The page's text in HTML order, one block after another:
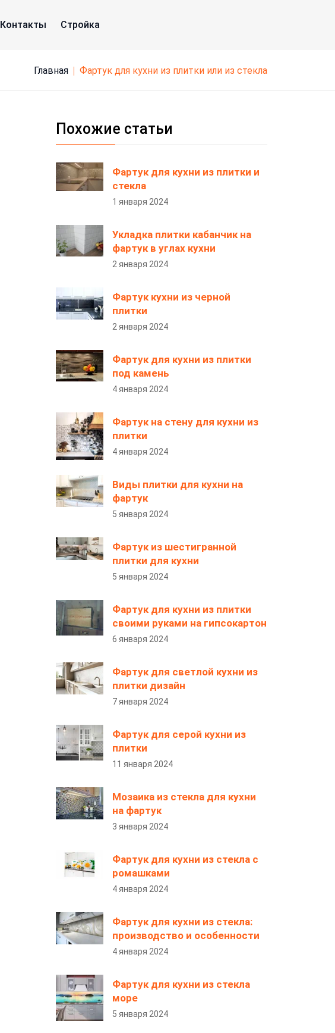
Контакты Стройка
Главная фартук для кухни из плитки или из стекла
Похожие статьи
Фартук для кухни из плитки и
стекла
1 января 2024
Укладка плитки кабанчик на
фартук в углах кухни
2 января 2024
Фартук кухни из черной
плитки
2 января 2024
Фартук для кухни из плитки
под камень
4 января 2024
Фартук на стену для кухни из
плитки
4 января 2024
Виды плитки для кухни на
фартук
5 января 2024
Фартук из шестигранной
плитки для кухни
5 января 2024
Фартук для кухни из плитки
своими руками на гипсокартон
6 января 2024
Фартук для светлой кухни из
плитки дизайн
7 января 2024
Фартук для серой кухни из
плитки
11 января 2024
Мозаика из стекла для кухни
на фартук
3 января 2024
Фартук для кухни из стекла с
ромашками
4 января 2024
Фартук для кухни из стекла:
производство и особенности
4 января 2024
Фартук для кухни из стекла
море
5 января 2024